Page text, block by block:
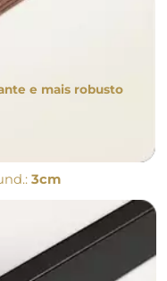
e mais robusto
3cm